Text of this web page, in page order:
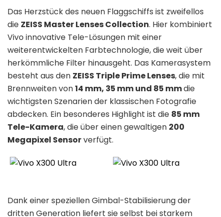
Das Herzstück des neuen Flaggschiffs ist zweifellos
die ZEISS Master Lenses Collection. Hier kombiniert
Vivo innovative Tele-Lösungen mit einer
weiterentwickelten Farbtechnologie, die weit über
herkömmliche Filter hinausgeht. Das Kamerasystem
besteht aus den ZEISS Triple Prime Lenses, die mit
Brennweiten von14 mm, 35 mm und 85 mmdie
wichtigsten Szenarien der klassischen Fotografie
abdecken. Ein besonderes Highlight ist die 85 mm
Tele-Kamera, die über einen gewaltigen 200
Megapixel Sensorverfügt.
Dank einer speziellen Gimbal-Stabilisierung der
dritten Generation liefert sie selbst bei starkem